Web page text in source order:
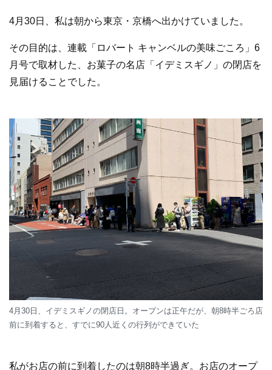
4月30日、私は朝から東京・京橋へ出かけていました。
その目的は、 連載「ロバート キャンベルの美味ごころ」6
月号で取材した、お菓子の名店「イデミスギノ」の閉店を
見届けることでした。
4月30日、イデミスギノの閉店日。オープンは正午だが、朝8時半ごろ店
前に到着すると、すでに90人近くの行列ができていた
私がお店の前に到着したのは朝8時半過ぎ。お店のオープ